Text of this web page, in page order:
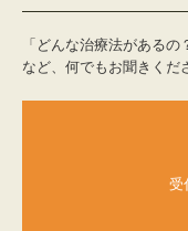
「どんな治療法がある
など、何でもお聞きくだ
受